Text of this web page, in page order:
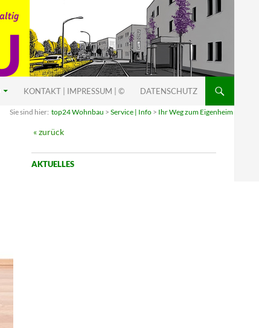
KONTAKT | IMPRESSUM | © DATENSCHUTZ
Sie sind hier: top24 Wohnbau > Service | Info> Ihr Weg zum Eigenheim
« zurück
AKTUELLES